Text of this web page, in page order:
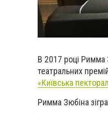
В 2017 році Римма
театральних
«Київська
Римма Зюбіна